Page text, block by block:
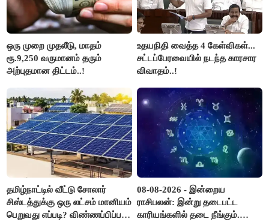
ஒரு முறை முதலீடு, மாதம்
ரூ.9,250 வருமானம் தரும்
அற்புதமான திட்டம்..!
உதயநிதி வைத்த 4 கேள்விகள்...
சட்டப்பேரவையில் நடந்த காரசார
விவாதம்..!
தமிழ்நாட்டில் வீட்டு சோலார்
சிஸ்டத்துக்கு ஒரு லட்சம் மானியம்
பெறுவது எப்படி? விண்ணப்பிப்பது
08-08-2026 - இன்றைய
ராசிபலன்: இன்று தடைபட்ட
காரியங்களில் தடை நீங்கும்.